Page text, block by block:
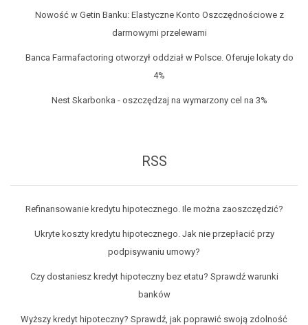
PKO BP
PLUS Bank
Santander Consumer Bank
SKOK Chmielewskiego
Nowość w Getin Banku: Elastyczne Konto Oszczędnościowe z
darmowymi przelewami
Banca Farmafactoring otworzył oddział w Polsce. Oferuje lokaty do
4%
Nest Skarbonka - oszczędzaj na wymarzony cel na 3%
RSS
Refinansowanie kredytu hipotecznego. Ile można zaoszczędzić?
Ukryte koszty kredytu hipotecznego. Jak nie przepłacić przy
podpisywaniu umowy?
Czy dostaniesz kredyt hipoteczny bez etatu? Sprawdź warunki
banków
Wyższy kredyt hipoteczny? Sprawdź, jak poprawić swoją zdolność